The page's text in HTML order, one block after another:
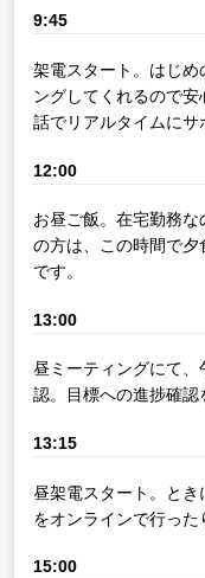
9:45
架電スタート。はじめ
ングしてくれるので
話でリアルタイムにサ
12:00
お昼ご飯。在宅勤務
の方は、この時間で夕
です。
13:00
昼ミーティングにて
認。目標への進捗確認
13:15
昼架電スタート。と
をオンラインで行った
15:00